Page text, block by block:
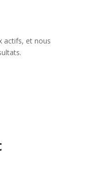
actifs, et nous